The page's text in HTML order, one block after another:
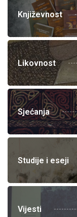
Književnost
Likovnost
Sjećanja
Studije i eseji
Vijesti